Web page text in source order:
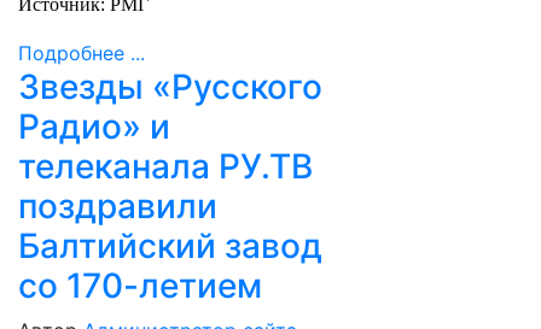
Источник: РМГ
Подробнее ...
Звезды «Русского
Радио» и
телеканала РУ.ТВ
поздравили
Балтийский завод
со 170-летием